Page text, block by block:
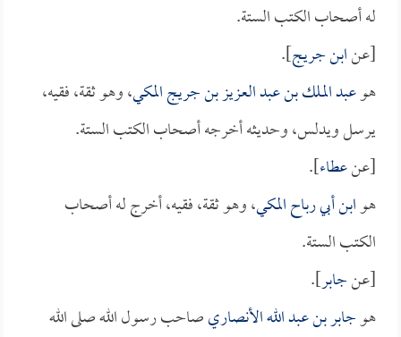
له أصحاب الكتب الستة.
[عنابن جريج].
هوعبد الملك بن عبد العزيز بن جريج المكي، وهو ثقة، فقيه،
يرسل ويدلس، وحديثه أخرجه أصحاب الكتب الستة.
[عنعطاء].
هوابن أبي رباح المكي، وهو ثقة، فقيه، أخرج له أصحاب
الكتب الستة.
[عنجابر].
هوجابر بن عبد الله الأنصاريصاحب رسول الله صلى الله